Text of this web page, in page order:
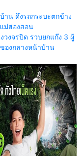
น ดึงรถกระบะตกข้าง
ม่ฮ่องสอน
วงจรปิด รวบยกแก๊ง 3 ผู้
องกลางหน้าบ้าน